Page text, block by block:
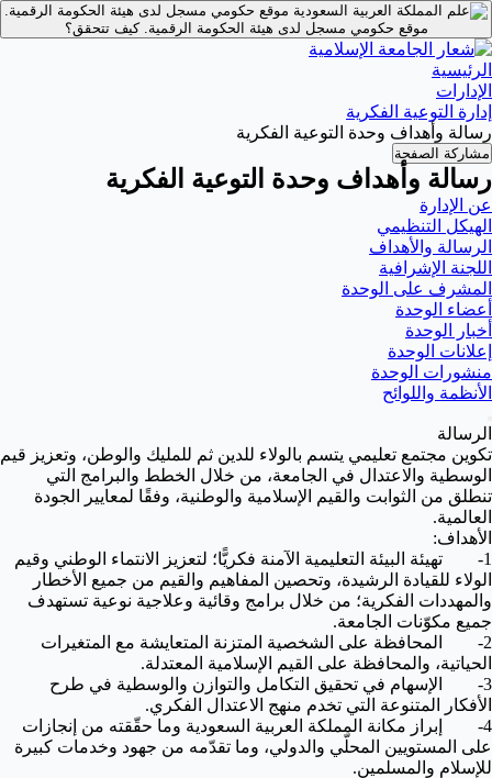
موقع حكومي مسجل لدى هيئة الحكومة الرقمية.
موقع حكومي مسجل لدى هيئة الحكومة الرقمية.كيف تتحقق؟
الرئيسية
الإدارات
إدارة التوعية الفكرية
رسالة وأهداف وحدة التوعية الفكرية
مشاركة الصفحة
رسالة وأهداف وحدة التوعية الفكرية
عن الإدارة
الهيكل التنظيمي
الرسالة والأهداف
اللجنة الإشرافية
المشرف على الوحدة
أعضاء الوحدة
أخبار الوحدة
إعلانات الوحدة
منشورات الوحدة
الأنظمة واللوائح
الرسالة
تكوين مجتمع تعليمي يتسم بالولاء للدين ثم للمليك والوطن، وتعزيز قيم
الوسطية والاعتدال في الجامعة، من خلال الخطط والبرامج التي
تنطلق من الثوابت والقيم الإسلامية والوطنية، وفقًا لمعايير الجودة
العالمية.
الأهداف:
1- تهيئة البيئة التعليمية الآمنة فكريًّا؛ لتعزيز الانتماء الوطني وقيم
الولاء للقيادة الرشيدة، وتحصين المفاهيم والقيم من جميع الأخطار
والمهددات الفكرية؛ من خلال برامج وقائية وعلاجية نوعية تستهدف
جميع مكوّنات الجامعة.
2- المحافظة على الشخصية المتزنة المتعايشة مع المتغيرات
الحياتية، والمحافظة على القيم الإسلامية المعتدلة.
3- الإسهام في تحقيق التكامل والتوازن والوسطية في طرح
الأفكار المتنوعة التي تخدم منهج الاعتدال الفكري.
4- إبراز مكانة المملكة العربية السعودية وما حقّقته من إنجازات
على المستويين المحلّي والدولي، وما تقدّمه من جهود وخدمات كبيرة
للإسلام والمسلمين.